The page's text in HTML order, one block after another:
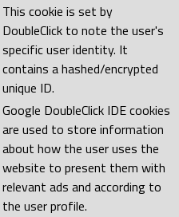
This cookie is set by
DoubleClick to note the user's
specific user identity. It
contains a hashed/encrypted
unique ID.
Google DoubleClick IDE cookies
are used to store information
about how the user uses the
website to present them with
relevant ads and according to
the user profile.